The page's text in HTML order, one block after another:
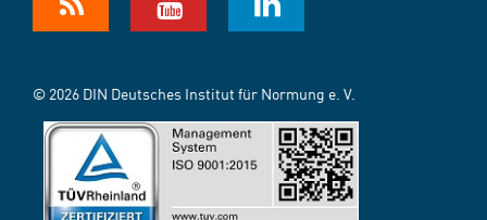
© 2026 DIN Deutsches Institut für Normung e. V.